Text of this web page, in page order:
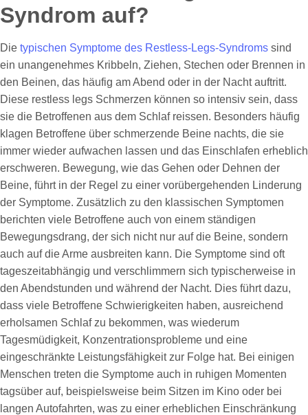
Syndrom auf?
Die typischen Symptome des Restless-Legs-Syndroms sind
ein unangenehmes Kribbeln, Ziehen, Stechen oder Brennen in
den Beinen, das häufig am Abend oder in der Nacht auftritt.
Diese restless legs Schmerzen können so intensiv sein, dass
sie die Betroffenen aus dem Schlaf reissen. Besonders häufig
klagen Betroffene über schmerzende Beine nachts, die sie
immer wieder aufwachen lassen und das Einschlafen erheblich
erschweren. Bewegung, wie das Gehen oder Dehnen der
Beine, führt in der Regel zu einer vorübergehenden Linderung
der Symptome. Zusätzlich zu den klassischen Symptomen
berichten viele Betroffene auch von einem ständigen
Bewegungsdrang, der sich nicht nur auf die Beine, sondern
auch auf die Arme ausbreiten kann. Die Symptome sind oft
tageszeitabhängig und verschlimmern sich typischerweise in
den Abendstunden und während der Nacht. Dies führt dazu,
dass viele Betroffene Schwierigkeiten haben, ausreichend
erholsamen Schlaf zu bekommen, was wiederum
Tagesmüdigkeit, Konzentrationsprobleme und eine
eingeschränkte Leistungsfähigkeit zur Folge hat. Bei einigen
Menschen treten die Symptome auch in ruhigen Momenten
tagsüber auf, beispielsweise beim Sitzen im Kino oder bei
langen Autofahrten, was zu einer erheblichen Einschränkung